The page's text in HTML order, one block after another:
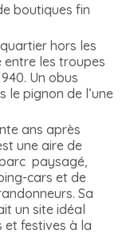
boutiques fin
hors les
entre les troupes
Un obus
le pignon de l’une
ans après
une aire de
paysagé,
cars et de
Sa
un site idéal
et festives à la